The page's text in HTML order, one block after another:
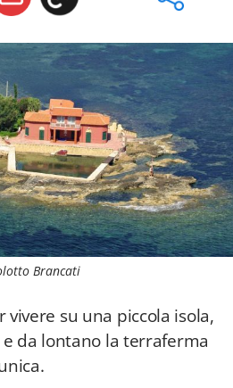
Brancati
su una piccola isola,
da lontano la terraferma